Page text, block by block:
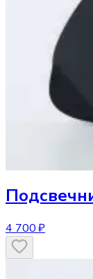
4 700 ₽